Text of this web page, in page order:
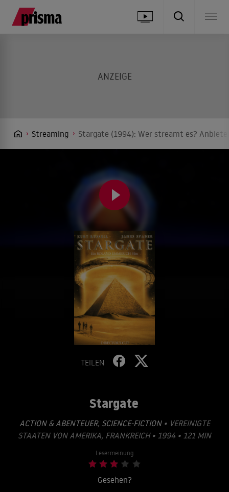
Streaming Stargate (1994): Wer streamt es?
TEILEN
Stargate
ACTION & ABENTEUER, SCIENCE-FICTION• VEREINIGTE
STAATEN VON AMERIKA, FRANKREICH • 1994 • 121 MIN
Lesermeinung
Gesehen?